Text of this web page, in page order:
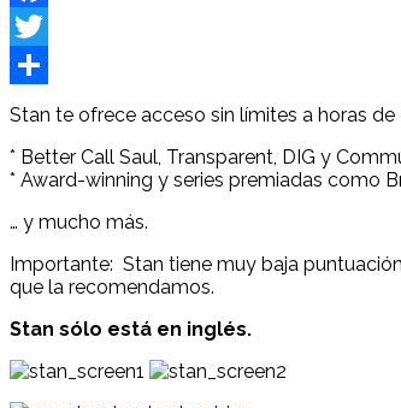
Facebook
Twitter
Share
Stan te ofrece acceso sin límites a horas
* Better Call Saul, Transparent, DIG y
* Award-winning y series premiadas como
… y mucho más.
Importante: Stan tiene muy baja
que la recomendamos.
Stan sólo está en inglés.